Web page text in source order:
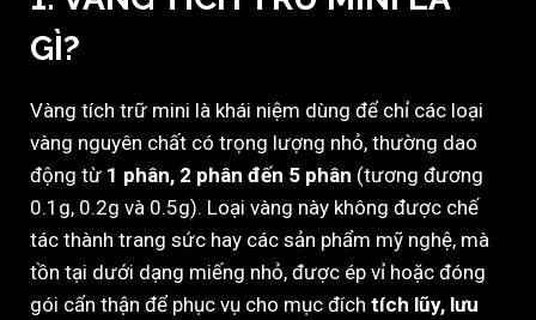
GÌ?
Vàng tích trữ mini là khái niệm dùng để chỉ các loại
vàng nguyên chất có trọng lượng nhỏ, thường dao
động từ 1 phân, 2 phân đến 5 phân (tương đương
0.1g, 0.2g và 0.5g). Loại vàng này không được chế
tác thành trang sức hay các sản phẩm mỹ nghệ, mà
tồn tại dưới dạng miếng nhỏ, được ép vỉ hoặc đóng
gói cẩn thận để phục vụ cho mục đích tích lũy, lưu